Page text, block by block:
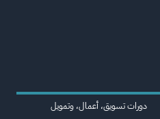
دورات تسويق، أعمال، وتمويل